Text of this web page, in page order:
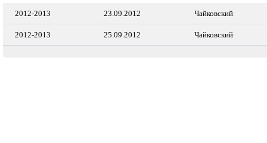
2012-2013 23.09.2012 Чайковский
2012-2013 25.09.2012 Чайковский